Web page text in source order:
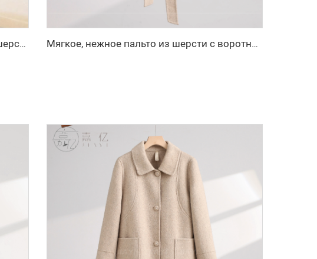
Элегантное женское зимнее стёганое шерстяное пальто с застёжкой из кашемира, с логотипом, базовый цвет, новая коллекция Мягкое, нежное пальто из шерсти с воротником-стойкой, пояс на талии, льстящее фигуре, средней длины, шерстяное пальто